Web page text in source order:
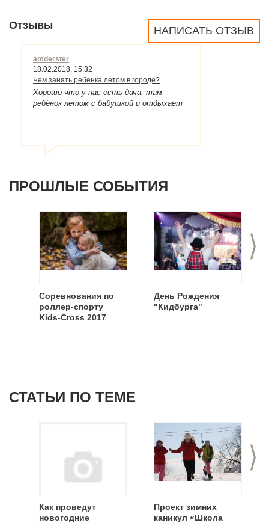
НАПИСАТЬ ОТЗЫВ
Отзывы
amderster
18.02.2018, 15:32
Чем занять ребенка летом в городе?
Хорошо что у нас есть дача, там
ребёнок летом с бабушкой и отдыхает
ПРОШЛЫЕ СОБЫТИЯ
>
Соревнования по
роллер-спорту
Kids-Cross 2017
День Рождения
"Кидбурга"
СТАТЬИ ПО ТЕМЕ
>
Как проведут
новогодние
Проект зимних
каникул «Школа